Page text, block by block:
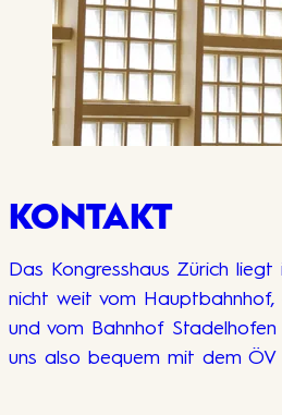
KONTAKT
Das Kongresshaus Zürich
nicht weit vom Hauptbahnhof,
und vom Bahnhof Stadelhofen
uns also bequem mit dem ÖV